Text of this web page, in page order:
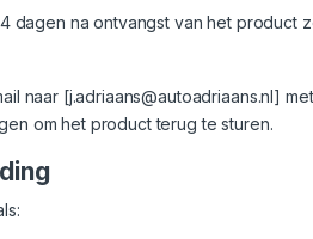
dagen na ontvangst van het
naar [j.adriaans@autoadriaans.nl]
om het product terug te sturen.